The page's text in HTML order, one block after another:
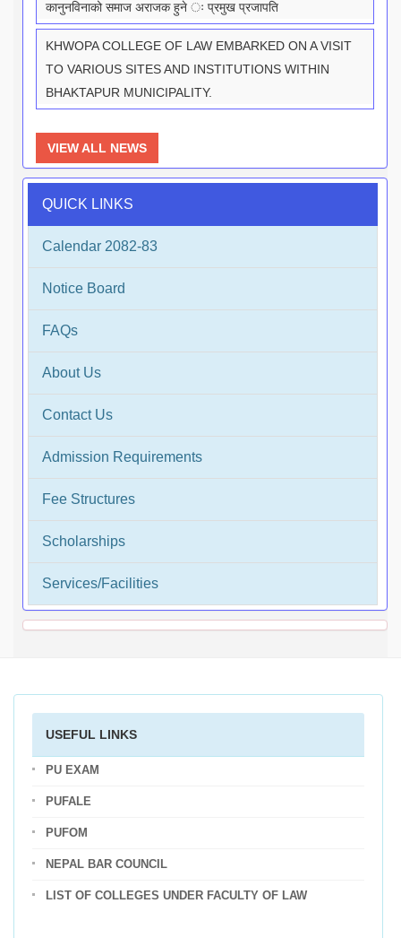
कानुनविनाको समाज अराजक हुने ः प्रमुख प्रजापति
KHWOPA COLLEGE OF LAW EMBARKED ON A VISIT
TO VARIOUS SITES AND INSTITUTIONS WITHIN
BHAKTAPUR MUNICIPALITY.
VIEW ALL NEWS
QUICK LINKS
Calendar 2082-83
Notice Board
FAQs
About Us
Contact Us
Admission Requirements
Fee Structures
Scholarships
Services/Facilities
USEFUL LINKS
PU EXAM
PUFALE
PUFOM
NEPAL BAR COUNCIL
LIST OF COLLEGES UNDER FACULTY OF LAW